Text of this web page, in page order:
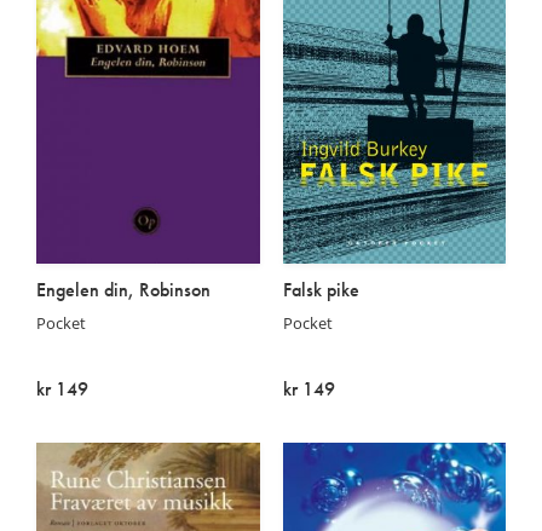
Engelen din, Robinson
Pocket
kr 149
Falsk pike
Pocket
kr 149